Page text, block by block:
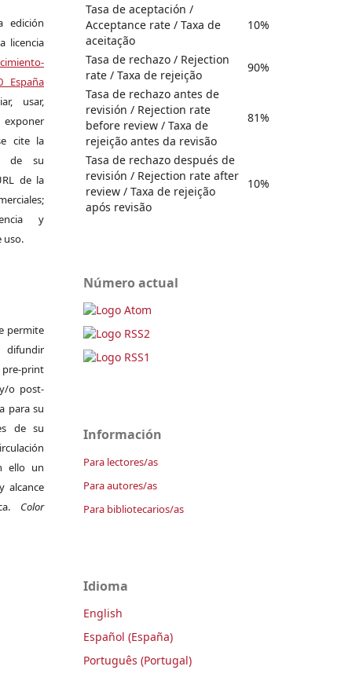
edición
licencia
España
usar,
cite la
de su
de la
y
uso.
permite
print
o post-
para su
de su
ello un
alcance
Color
Tasa de aceptación /
Acceptance rate / Taxa de
aceitação
10%
Tasa de rechazo / Rejection
rate / Taxa de rejeição
90%
Tasa de rechazo antes de
revisión / Rejection rate
before review / Taxa de
rejeição antes da revisão
81%
Tasa de rechazo después de
revisión / Rejection rate after
review / Taxa de rejeição
após revisão
10%
Número actual
Información
Para lectores/as
Para autores/as
Para bibliotecarios/as
Idioma
English
Español (España)
Português (Portugal)